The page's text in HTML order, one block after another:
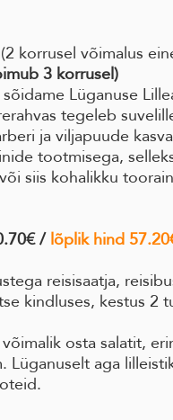
korrusel võimalus
3 korrusel)
Lüganuse
tegeleb
ja viljapuude
tootmisega,
siis kohalikku
/ lõplik hind
reisisaatja,
kindluses, kestus 2
osta salatit,
aga